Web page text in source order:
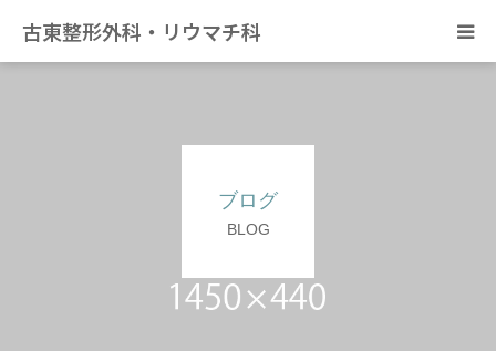
古東整形外科・リウマチ科
ブログ
BLOG
カンファレンス